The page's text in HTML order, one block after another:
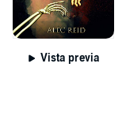
Vista previa